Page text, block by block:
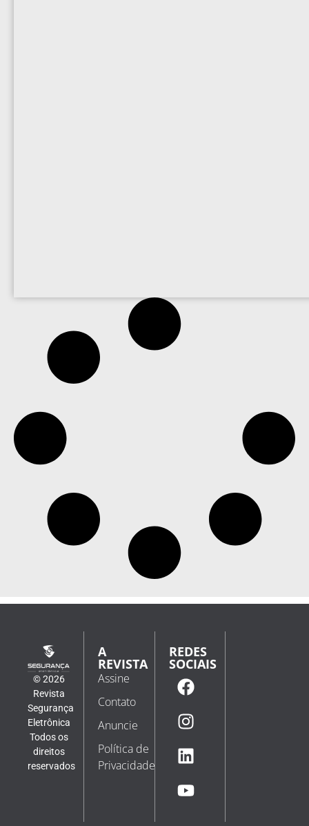
© 2026
Revista
Segurança
Eletrônica
Todos os
direitos
reservados
A
REVISTA
Assine
Contato
Anuncie
Política de
Privacidade
REDES
SOCIAIS